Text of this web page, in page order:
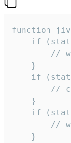
function
if
//
    }
if
//
    }
if
//
    }